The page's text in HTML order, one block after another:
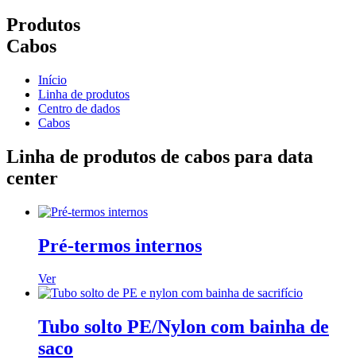
Produtos
Cabos
Início
Linha de produtos
Centro de dados
Cabos
Linha de produtos de cabos para data
center
Pré-termos internos
Ver
Tubo solto PE/Nylon com bainha de
saco